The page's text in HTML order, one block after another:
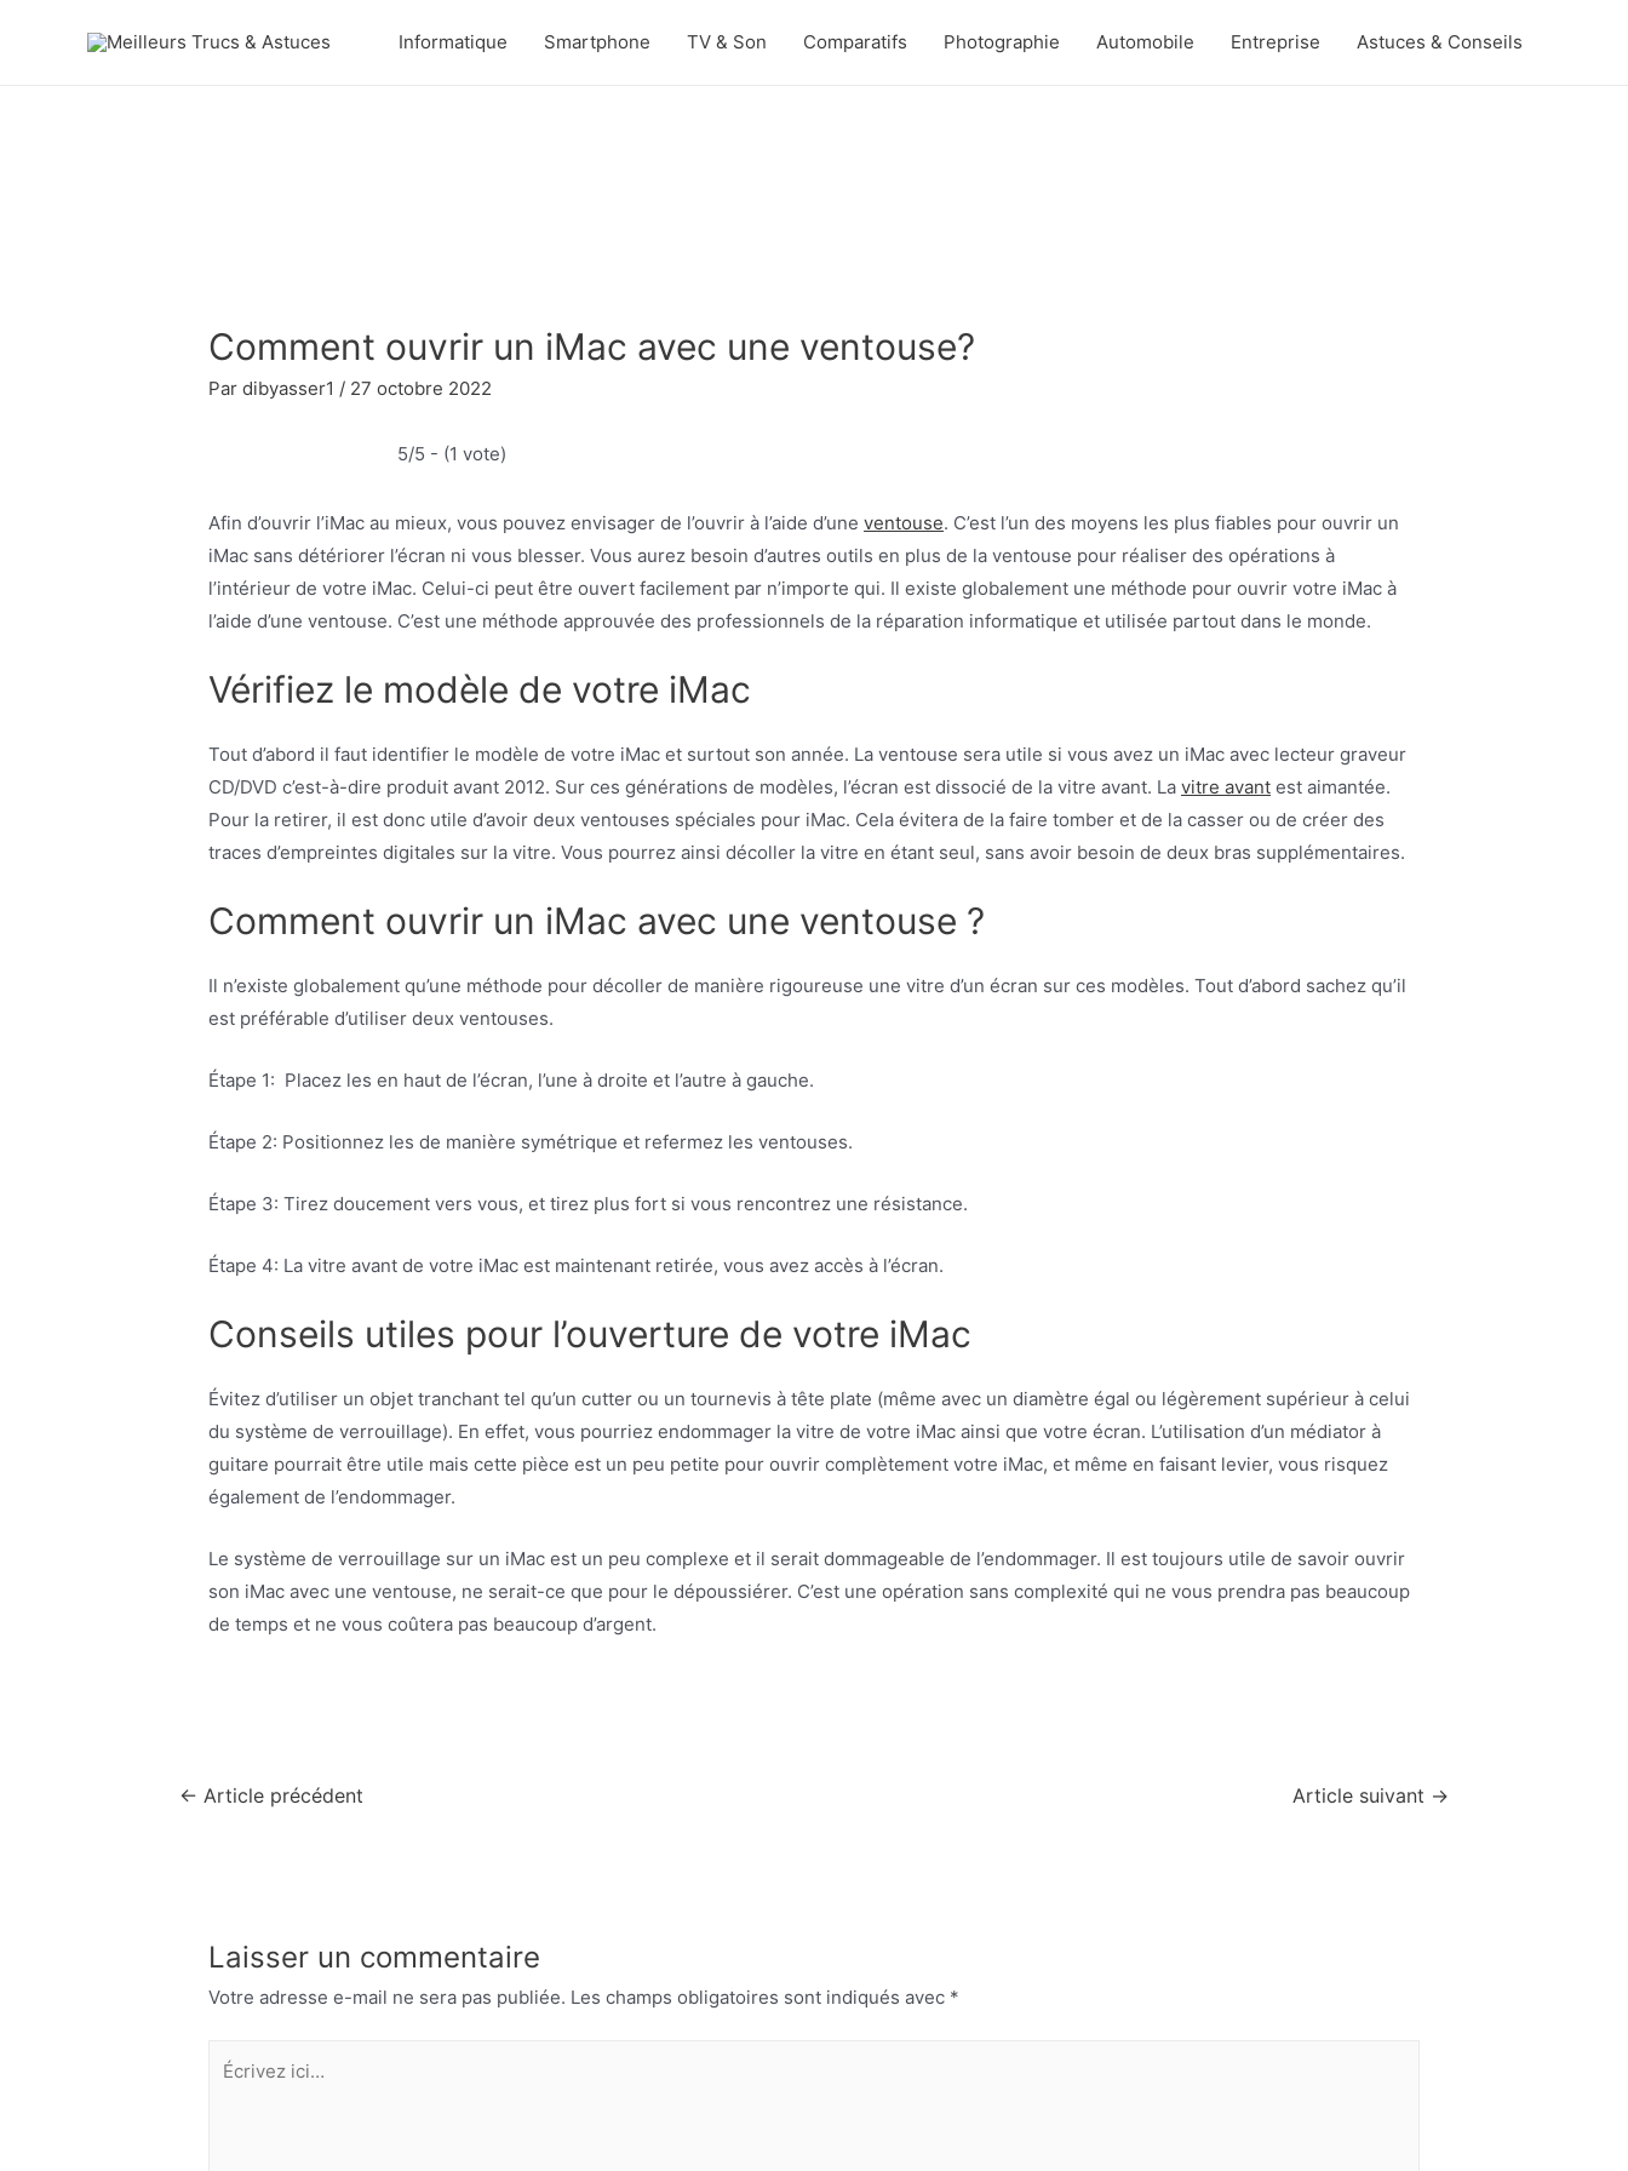
Informatique Smartphone TV & Son Comparatifs Photographie Automobile Entreprise Astuces & Conseils
Comment ouvrir un iMac avec une ventouse?
Pardibyasser1 / 27 octobre 2022
5/5 - (1 vote)
Afin d’ouvrir l’iMac au mieux, vous pouvez envisager de l’ouvrir à l’aide d’uneventouse. C’est l’un des moyens les plus fiables pour ouvrir un
iMac sans détériorer l’écran ni vous blesser. Vous aurez besoin d’autres outils en plus de la ventouse pour réaliser des opérations à
l’intérieur de votre iMac. Celui-ci peut être ouvert facilement par n’importe qui. Il existe globalement une méthode pour ouvrir votre iMac à
l’aide d’une ventouse. C’est une méthode approuvée des professionnels de la réparation informatique et utilisée partout dans le monde.
Vérifiez le modèle de votre iMac
Tout d’abord il faut identifier le modèle de votre iMac et surtout son année. La ventouse sera utile si vous avez un iMac avec lecteur graveur
CD/DVD c’est-à-dire produit avant 2012. Sur ces générations de modèles, l’écran est dissocié de la vitre avant. Lavitre avant est aimantée.
Pour la retirer, il est donc utile d’avoir deux ventouses spéciales pour iMac. Cela évitera de la faire tomber et de la casser ou de créer des
traces d’empreintes digitales sur la vitre. Vous pourrez ainsi décoller la vitre en étant seul, sans avoir besoin de deux bras supplémentaires.
Comment ouvrir un iMac avec une ventouse ?
Il n’existe globalement qu’une méthode pour décoller de manière rigoureuse une vitre d’un écran sur ces modèles. Tout d’abord sachez qu’il
est préférable d’utiliser deux ventouses.
Étape 1: Placez les en haut de l’écran, l’une à droite et l’autre à gauche.
Étape 2: Positionnez les de manière symétrique et refermez les ventouses.
Étape 3: Tirez doucement vers vous, et tirez plus fort si vous rencontrez une résistance.
Étape 4: La vitre avant de votre iMac est maintenant retirée, vous avez accès à l’écran.
Conseils utiles pour l’ouverture de votre iMac
Évitez d’utiliser un objet tranchant tel qu’un cutter ou un tournevis à tête plate (même avec un diamètre égal ou légèrement supérieur à celui
du système de verrouillage). En effet, vous pourriez endommager la vitre de votre iMac ainsi que votre écran. L’utilisation d’un médiator à
guitare pourrait être utile mais cette pièce est un peu petite pour ouvrir complètement votre iMac, et même en faisant levier, vous risquez
également de l’endommager.
Le système de verrouillage sur un iMac est un peu complexe et il serait dommageable de l’endommager. Il est toujours utile de savoir ouvrir
son iMac avec une ventouse, ne serait-ce que pour le dépoussiérer. C’est une opération sans complexité qui ne vous prendra pas beaucoup
de temps et ne vous coûtera pas beaucoup d’argent.
Navigation
← Article précédent Article suivant →
Laisser un commentaire
Votre adresse e-mail ne sera pas publiée. Les champs obligatoires sont indiqués avec *
Écrivez